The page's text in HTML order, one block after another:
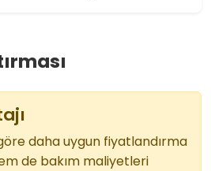
daha uygun fiyatlandırma
de bakım maliyetleri